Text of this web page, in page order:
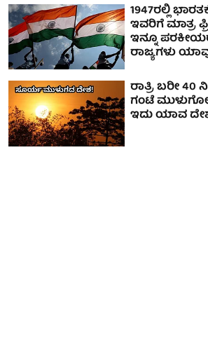
1947ರಲ್ಲಿ
ಇವರಿಗೆ ಮಾತ್ರ
ಇನ್ನೂ
ರಾಜ್ಯಗಳು
ರಾತ್ರಿ ಬರೀ 40
ಗಂಟೆ
ಇದು ಯಾವ ದೇಶ